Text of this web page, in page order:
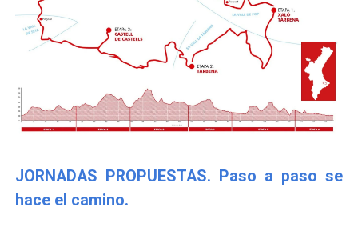
JORNADAS PROPUESTAS. Paso a paso se
hace el camino.